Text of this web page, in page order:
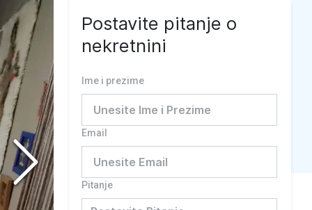
Postavite pitanje o
nekretnini
Ime i prezime
Email
Pitanje